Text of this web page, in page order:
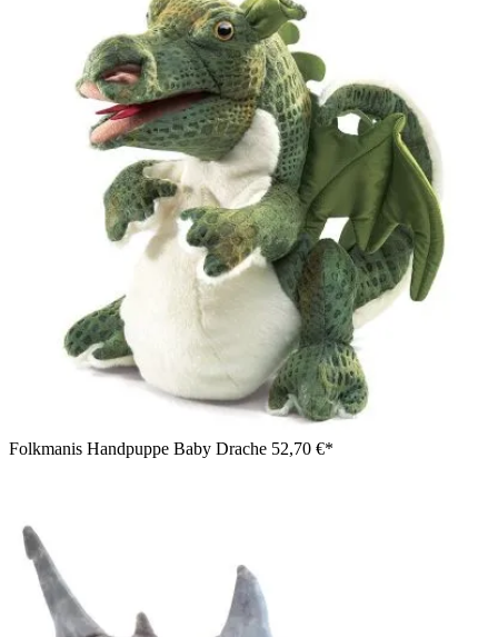
Folkmanis Handpuppe Baby Drache 52,70 €*